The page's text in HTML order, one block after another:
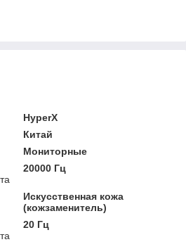
HyperX
Китай
Мониторные
20000 Гц
Искусственная кожа
(кожзаменитель)
20 Гц